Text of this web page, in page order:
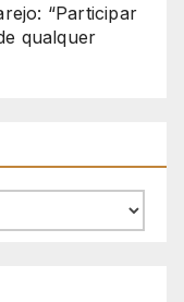
“Participar
qualquer